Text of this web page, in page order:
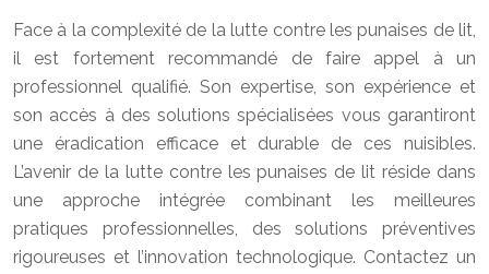
Face à la complexité de la lutte contre les punaises de lit,
il est fortement recommandé de faire appel à un
professionnel qualifié. Son expertise, son expérience et
son accès à des solutions spécialisées vous garantiront
une éradication efficace et durable de ces nuisibles.
L’avenir de la lutte contre les punaises de lit réside dans
une approche intégrée combinant les meilleures
pratiques professionnelles, des solutions préventives
rigoureuses et l’innovation technologique. Contactez un